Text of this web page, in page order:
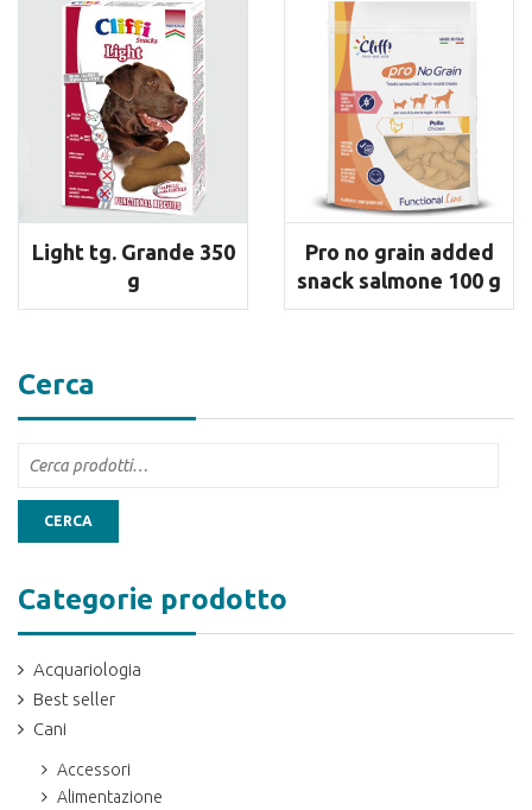
Light tg. Grande 350
g
Pro no grain added
snack salmone 100 g
Cerca
CERCA
Categorie prodotto
Acquariologia
Best seller
Cani
Accessori
Alimentazione